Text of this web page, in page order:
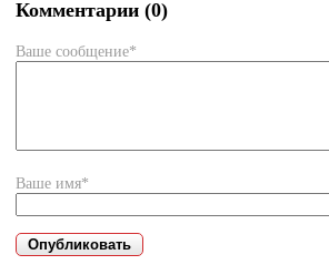
Комментарии (0)
Ваше сообщение*
Ваше имя*